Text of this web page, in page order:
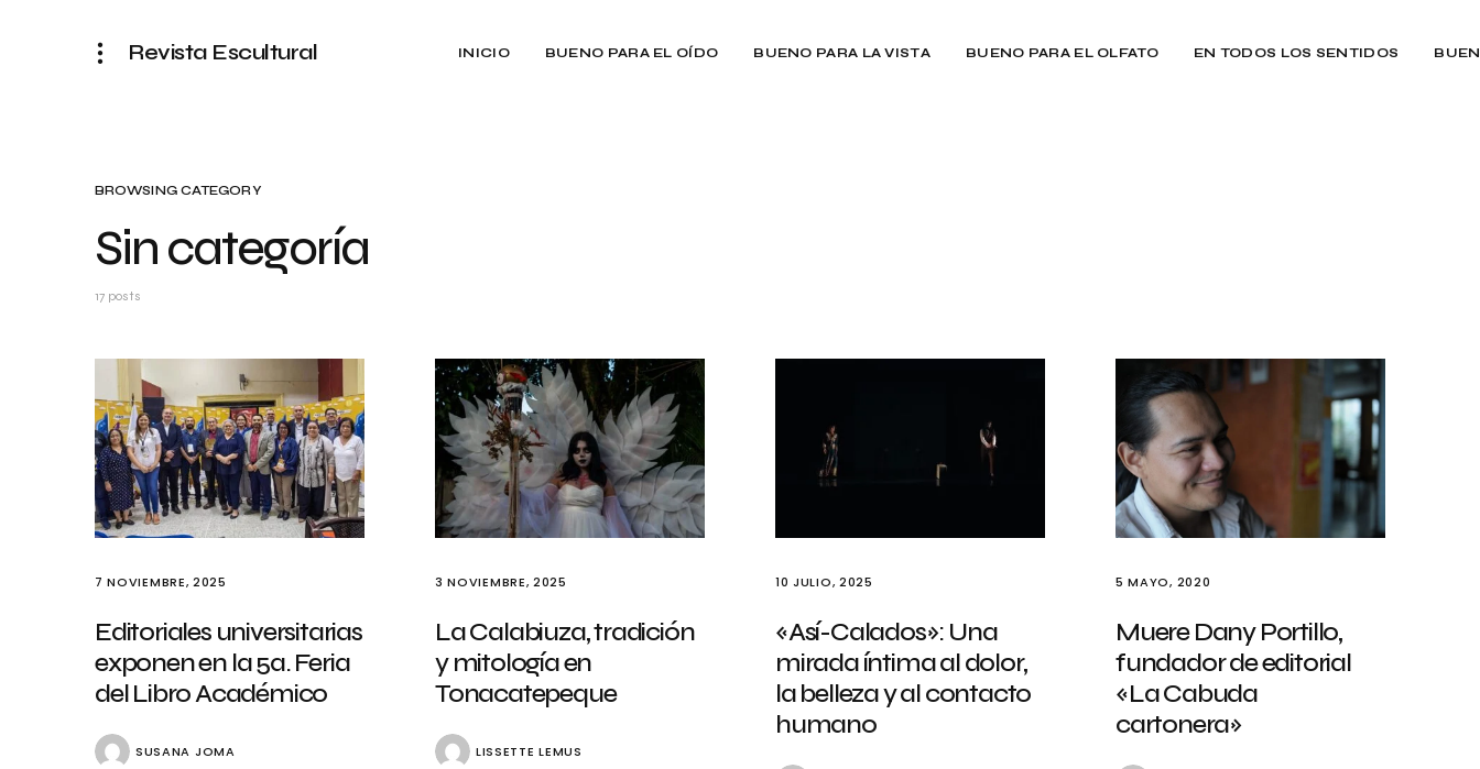
Revista Escultural INICIO BUENO PARA EL OÍDO BUENO PARA LA VISTA BUENO PARA EL OLFATO EN TODOS LOS SENTIDOS
BROWSING CATEGORY
Sin categoría
17 posts
7 NOVIEMBRE, 2025
Editoriales universitarias
exponen en la 5a. Feria
del Libro Académico
SUSANA JOMA
3 NOVIEMBRE, 2025
La Calabiuza, tradición
y mitología en
Tonacatepeque
LISSETTE LEMUS
10 JULIO, 2025
«Así-Calados»: Una
mirada íntima al dolor,
la belleza y al contacto
humano
5 MAYO, 2020
Muere Dany Portillo,
fundador de editorial
«La Cabuda
cartonera»